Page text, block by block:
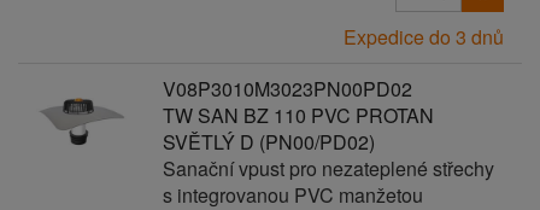
Expedice do 3 dnů
V08P3010M3023PN00PD02
TW SAN BZ 110 PVC PROTAN
SVĚTLÝ D (PN00/PD02)
Sanační vpust pro nezateplené střechy
s integrovanou PVC manžetou